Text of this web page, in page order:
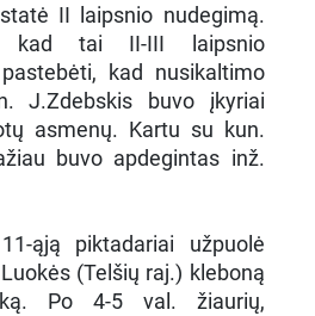
II laipsnio nudegimą.
kad tai II-III laipsnio
kad nusikaltimo
J.Zdebskis buvo įkyriai
asmenų. Kartu su kun.
buvo apdegintas inž.
ąją piktadariai užpuolė
(Telšių raj.) kleboną
Po 4-5 val. žiaurių,